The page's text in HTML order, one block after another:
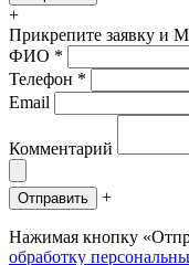
+
Прикрепите заявку и
ФИО *
Телефон *
Email
Комментарий
Отправить +
Нажимая кнопку
обработку